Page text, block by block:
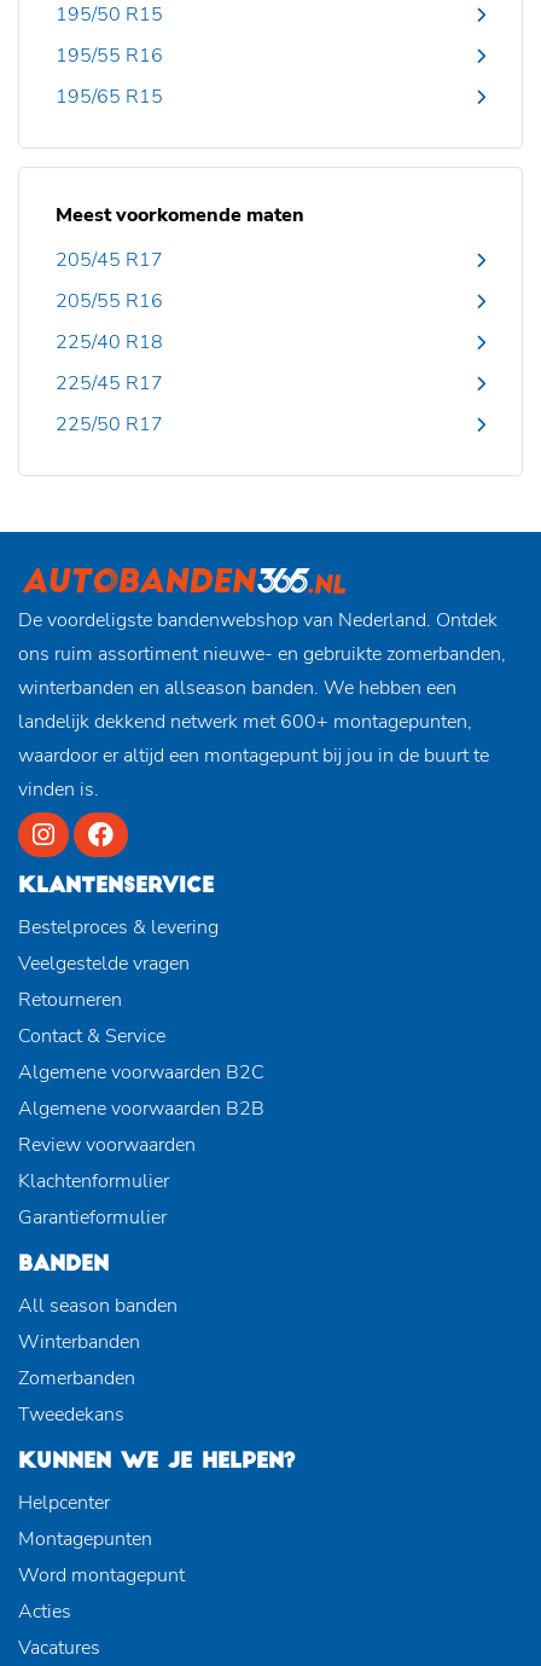
195/50 R15
195/55 R16
195/65 R15
Meest voorkomende maten
205/45 R17
205/55 R16
225/40 R18
225/45 R17
225/50 R17
De voordeligste bandenwebshop van Nederland. Ontdek
ons ruim assortiment nieuwe- en gebruikte zomerbanden,
winterbanden en allseason banden. We hebben een
landelijk dekkend netwerk met 600+ montagepunten,
waardoor er altijd een montagepunt bij jou in de buurt te
vinden is.
KLANTENSERVICE
Bestelproces & levering
Veelgestelde vragen
Retourneren
Contact & Service
Algemene voorwaarden B2C
Algemene voorwaarden B2B
Review voorwaarden
Klachtenformulier
Garantieformulier
BANDEN
All season banden
Winterbanden
Zomerbanden
Tweedekans
KUNNEN WE JE HELPEN?
Helpcenter
Montagepunten
Word montagepunt
Acties
Vacatures